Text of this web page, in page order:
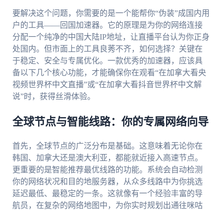
要解决这个问题，你需要的是一个能帮你“伪装”成国内用
户的工具——回国加速器。它的原理是为你的网络连接
分配一个纯净的中国大陆IP地址，让直播平台认为你正身
处国内。但市面上的工具良莠不齐，如何选择？关键在
于稳定、安全与专属优化。一款优秀的加速器，应该具
备以下几个核心功能，才能确保你在观看“在加拿大看央
视频世界杯中文直播”或“在加拿大看抖音世界杯中文解
说”时，获得丝滑体验。
全球节点与智能线路：你的专属网络向导
首先，全球节点的广泛分布是基础。这意味着无论你在
韩国、加拿大还是澳大利亚，都能就近接入高速节点。
更重要的是智能推荐最优线路的功能。系统会自动检测
你的网络状况和目的地服务器，从众多线路中为你挑选
延迟最低、最稳定的一条。这就像有一个经验丰富的导
航员，在复杂的网络地图中，为你实时规划出通往咪咕